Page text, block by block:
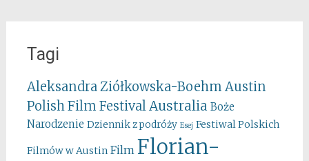
Tagi
Aleksandra Ziółkowska-Boehm Austin
Polish Film FestivalAustralia Boże
Narodzenie Dziennik z podróży Esej Festiwal Polskich
Filmów w Austin Film Florian-